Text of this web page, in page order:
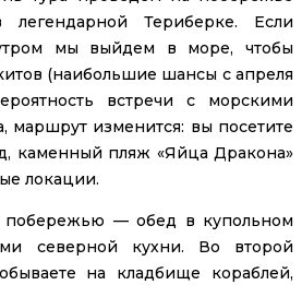
Териберке. Если
мы выйдем в море, чтобы
(наибольшие шансы с апреля
встречи с морскими
маршрут изменится: вы посетите
каменный пляж «Яйца Дракона»
локации.
побережью — обед в купольном
северной кухни. Во второй
на кладбище кораблей,